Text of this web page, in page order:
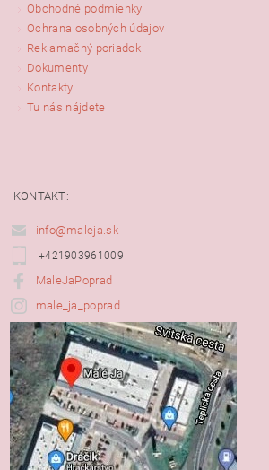
Obchodné podmienky
Ochrana osobných údajov
Reklamačný poriadok
Dokumenty
Kontakty
Tu nás nájdete
KONTAKT:
info@maleja.sk
+421903961009
MaleJaPoprad
male_ja_poprad